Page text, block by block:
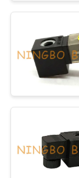
ΈΛΕΓΧΟΣ
ΜΑΣ
ΖΗΤΉΣΤΕ
ΜΙΑ